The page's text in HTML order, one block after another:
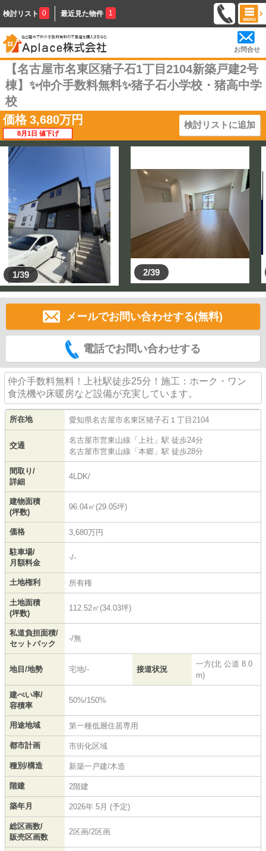
検討リスト 0 最近見た物件 1
お問合せ
【名古屋市名東区猪子石1丁目2104新築戸建2号
棟】✨️仲介手数料無料✨️猪子石小学校・猪高中学
校
価格 3,680万円
8月1日 値下げ
検討リストに追加
1/39 2/39
メールでお問い合わせする(無料)
電話でお問い合わせする
仲介手数料無料！上社駅徒歩25分！施工：ホーク・ワン
食洗機や床暖房など設備が充実しています。
所在地 愛知県名古屋市名東区猪子石 １丁目2104
交通
名古屋市営東山線 「 上社 」駅 徒歩24分
名古屋市営東山線 「 本郷 」駅 徒歩28分
間取り/
詳細
4LDK/
建物面積
(坪数)
96.04㎡(29.05坪)
価格 3,680万円
駐車場/
月額料金
-/-
土地権利 所有権
土地面積
(坪数)
112.52㎡(34.03坪)
私道負担面積/
セットバック
-/無
地目/地勢 宅地/- 接道状況
一方(北 公道 8.0
m)
建ぺい率/
容積率
50%/150%
用途地域 第一種低層住居専用
都市計画 市街化区域
種別/構造 新築一戸建/木造
階建 2階建
築年月 2026年 5月 (予定)
総区画数/
販売区画数
2区画/2区画